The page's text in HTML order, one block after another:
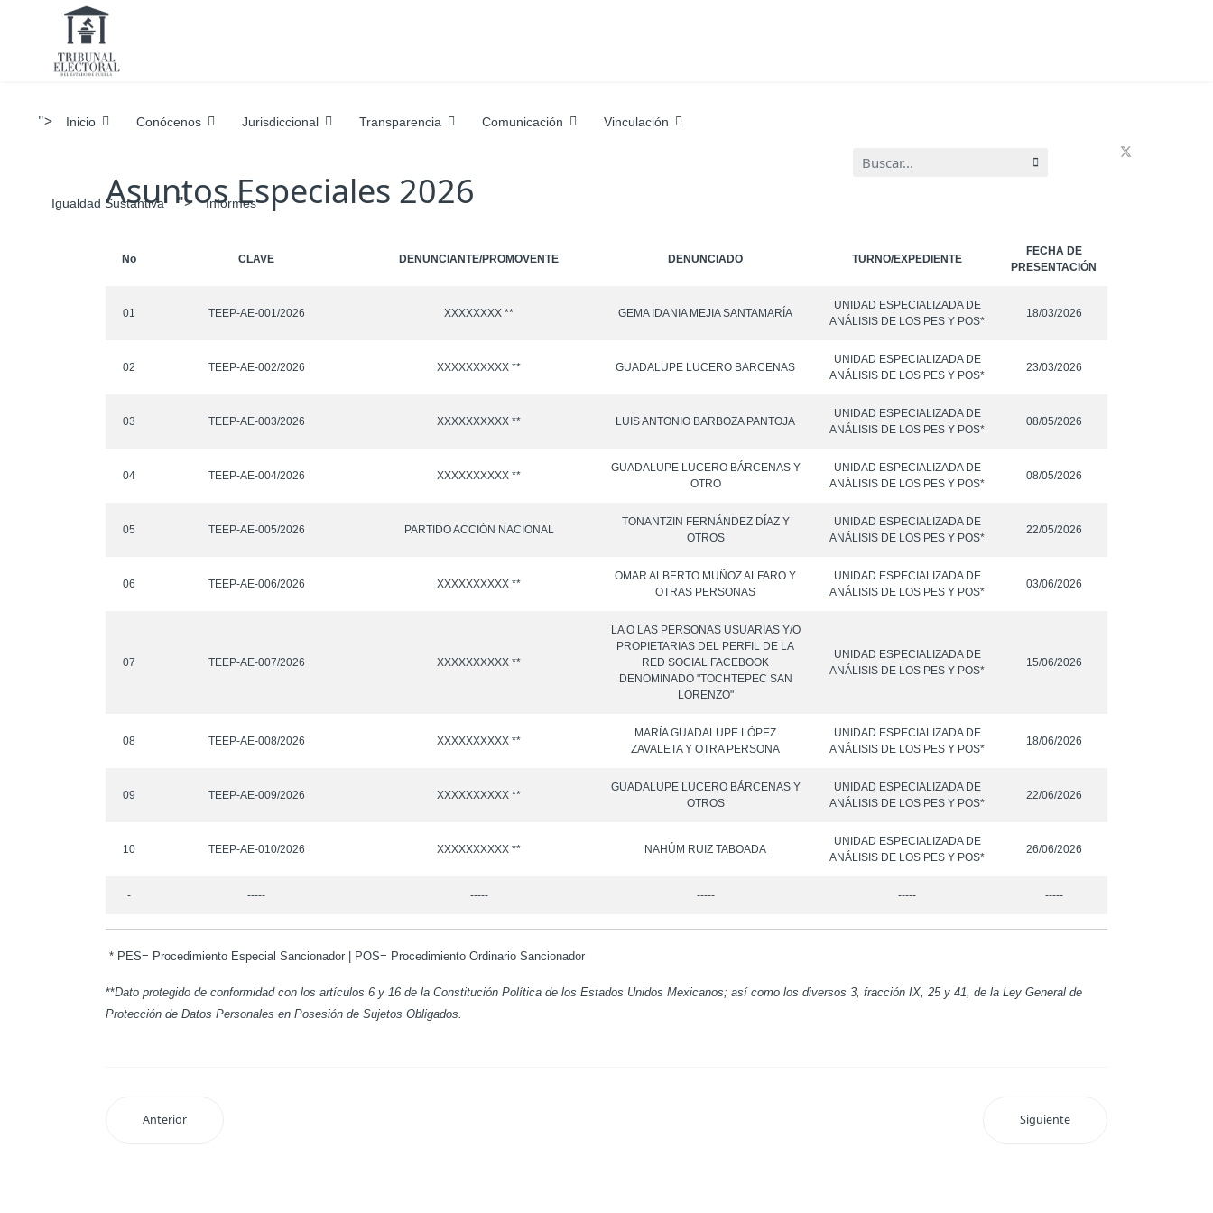
"> Inicio Conócenos Jurisdiccional Transparencia Comunicación Vinculación
Igualdad Sustantiva "> Informes
Buscar...
Asuntos Especiales 2026
No CLAVE DENUNCIANTE/PROMOVENTE DENUNCIADO TURNO/EXPEDIENTE
FECHA DE
PRESENTACIÓN
01 TEEP-AE-001/2026 XXXXXXXX ** GEMA IDANIA MEJIA SANTAMARÍA
UNIDAD ESPECIALIZADA DE
ANÁLISIS DE LOS PES Y POS*
18/03/2026
02 TEEP-AE-002/2026 XXXXXXXXXX ** GUADALUPE LUCERO BARCENAS
UNIDAD ESPECIALIZADA DE
ANÁLISIS DE LOS PES Y POS*
23/03/2026
03 TEEP-AE-003/2026 XXXXXXXXXX ** LUIS ANTONIO BARBOZA PANTOJA
UNIDAD ESPECIALIZADA DE
ANÁLISIS DE LOS PES Y POS*
08/05/2026
04 TEEP-AE-004/2026 XXXXXXXXXX **
GUADALUPE LUCERO BÁRCENAS Y
OTRO
UNIDAD ESPECIALIZADA DE
ANÁLISIS DE LOS PES Y POS*
08/05/2026
05 TEEP-AE-005/2026 PARTIDO ACCIÓN NACIONAL
TONANTZIN FERNÁNDEZ DÍAZ Y
OTROS
UNIDAD ESPECIALIZADA DE
ANÁLISIS DE LOS PES Y POS*
22/05/2026
06 TEEP-AE-006/2026 XXXXXXXXXX **
OMAR ALBERTO MUÑOZ ALFARO Y
OTRAS PERSONAS
UNIDAD ESPECIALIZADA DE
ANÁLISIS DE LOS PES Y POS*
03/06/2026
07 TEEP-AE-007/2026 XXXXXXXXXX **
LA O LAS PERSONAS USUARIAS Y/O
PROPIETARIAS DEL PERFIL DE LA
RED SOCIAL FACEBOOK
DENOMINADO "TOCHTEPEC SAN
LORENZO"
UNIDAD ESPECIALIZADA DE
ANÁLISIS DE LOS PES Y POS*
15/06/2026
08 TEEP-AE-008/2026 XXXXXXXXXX **
MARÍA GUADALUPE LÓPEZ
ZAVALETA Y OTRA PERSONA
UNIDAD ESPECIALIZADA DE
ANÁLISIS DE LOS PES Y POS*
18/06/2026
09 TEEP-AE-009/2026 XXXXXXXXXX **
GUADALUPE LUCERO BÁRCENAS Y
OTROS
UNIDAD ESPECIALIZADA DE
ANÁLISIS DE LOS PES Y POS*
22/06/2026
10 TEEP-AE-010/2026 XXXXXXXXXX ** NAHÚM RUIZ TABOADA
UNIDAD ESPECIALIZADA DE
ANÁLISIS DE LOS PES Y POS*
26/06/2026
- ----- ----- ----- ----- -----
* PES= Procedimiento Especial Sancionador | POS= Procedimiento Ordinario Sancionador
**Dato protegido de conformidad con los artículos 6 y 16 de la Constitución Política de los Estados Unidos Mexicanos; así como los diversos 3, fracción IX, 25 y 41, de la Ley General de
Protección de Datos Personales en Posesión de Sujetos Obligados.
Anterior Siguiente